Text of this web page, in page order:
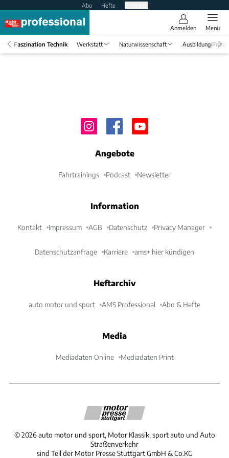
Abo Hefte
Anmelden Menü
Faszination Technik Werkstatt Naturwissenschaft Ausbildung/
Angebote
Fahrtrainings Podcast Newsletter
Information
Kontakt Impressum AGB Datenschutz Privacy Manager
Datenschutzanfrage Karriere ams+ hier kündigen
Heftarchiv
auto motor und sport AMS Professional Abo & Hefte
Media
Mediadaten Online Mediadaten Print
©2026 auto motor und sport, Motor Klassik, sport auto und Auto
Straßenverkehr
sind Teil der Motor Presse Stuttgart GmbH & Co.KG